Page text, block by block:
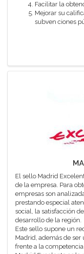
Facilitar la
Mejorar su
subven ciones
El sello Madrid
de la empresa. Para
empresas son
prestando especial
social, la satisfacción
desarrollo de la región.
Este sello supone un
Madrid, además de
frente a la